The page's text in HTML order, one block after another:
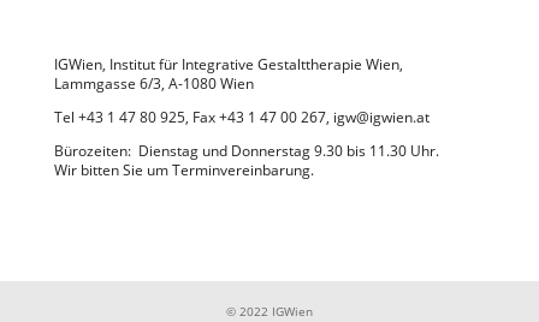
IGWien, Institut für Integrative Gestalttherapie Wien,
Lammgasse 6/3, A-1080 Wien
Tel +43 1 47 80 925, Fax +43 1 47 00 267, igw@igwien.at
Bürozeiten: Dienstag und Donnerstag 9.30 bis 11.30 Uhr.
Wir bitten Sie um Terminvereinbarung.
© 2022 IGWien